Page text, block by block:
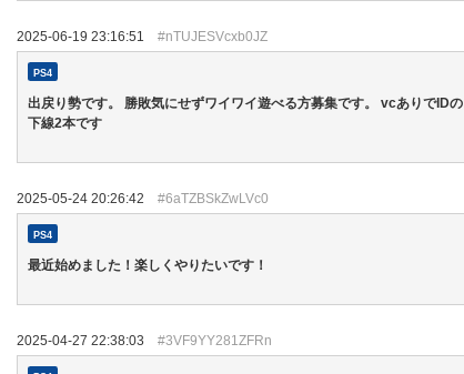
2025-06-19 23:16:51 #nTUJESVcxb0JZ
PS4
出戻り勢です。 勝敗気にせずワイワイ遊べる方募集です。 vcありでIDの
下線2本です
2025-05-24 20:26:42 #6aTZBSkZwLVc0
PS4
最近始めました！楽しくやりたいです！
2025-04-27 22:38:03 #3VF9YY281ZFRn